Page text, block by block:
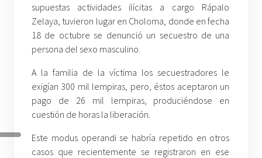
supuestas actividades ilícitas a cargo Rápalo
Zelaya, tuvieron lugar en Choloma, donde en fecha
18 de octubre se denunció un secuestro de una
persona del sexo masculino.
A la familia de la víctima los secuestradores le
exigían 300 mil lempiras, pero, éstos aceptaron un
pago de 26 mil lempiras, produciéndose en
cuestión de horas la liberación.
Este modus operandi se habría repetido en otros
casos que recientemente se registraron en ese